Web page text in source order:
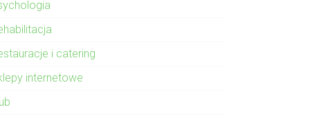
i catering
internetowe